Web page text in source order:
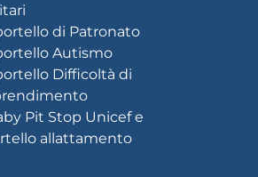
di Patronato
Autismo
Difficoltà di
Pit Stop Unicef e
allattamento